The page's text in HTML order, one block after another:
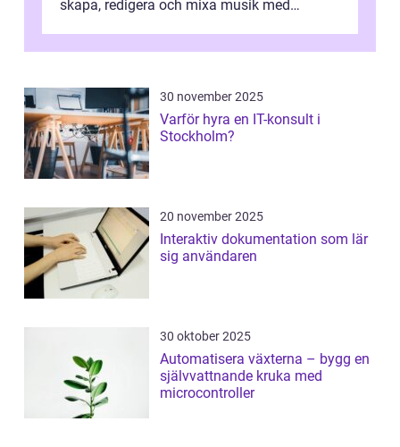
skapa, redigera och mixa musik med
30 november 2025
Varför hyra en IT-konsult i
Stockholm?
20 november 2025
Interaktiv dokumentation som lär
sig användaren
30 oktober 2025
Automatisera växterna – bygg en
självvattnande kruka med
microcontroller